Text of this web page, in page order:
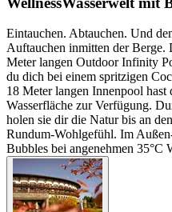
Eintauchen. Abtauchen. Und
Auftauchen inmitten der Berge.
Meter langen Outdoor Infinity
du dich bei einem spritzigen
18 Meter langen Innenpool hast
Wasserfläche zur Verfügung.
holen sie dir die Natur bis an
Rundum-Wohlgefühl. Im
Bubbles bei angenehmen 35°C